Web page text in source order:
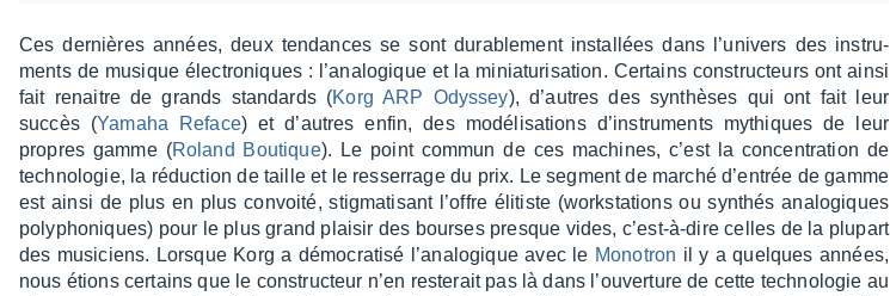
Ces dernières années, deux tendances se sont dura­ble­ment instal­lées dans l’uni­vers des instru­
ments de musique élec­tro­niques : l’ana­lo­gique et la minia­tu­ri­sa­tion. Certains construc­teurs ont ainsi
fait renaitre de grands stan­dards (Korg ARP Odys­sey), d’autres des synthèses qui ont fait leur
succès (Yamaha Reface) et d’autres enfin, des modé­li­sa­tions d’ins­tru­ments mythiques de leur
propres gamme (Roland Boutique). Le point commun de ces machines, c’est la concen­tra­tion de
tech­no­lo­gie, la réduc­tion de taille et le resser­rage du prix. Le segment de marché d’en­trée de gamme
est ainsi de plus en plus convoité, stig­ma­ti­sant l’offre élitiste (works­ta­tions ou synthés analo­giques
poly­pho­niques) pour le plus grand plai­sir des bourses presque vides, c’est-à-dire celles de la plupart
des musi­ciens. Lorsque Korg a démo­cra­tisé l’ana­lo­gique avec le Mono­tron il y a quelques années,
nous étions certains que le construc­teur n’en reste­rait pas là dans l’ou­ver­ture de cette tech­no­lo­gie au